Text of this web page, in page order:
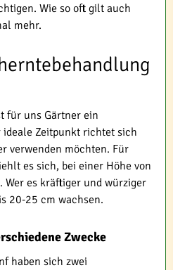
Wie so oft gilt auch
mehr.
für uns Gärtner ein
ideale Zeitpunkt richtet sich
verwenden möchten. Für
es sich, bei einer Höhe von
es kräftiger und würziger
20-25 cm wachsen.
Zwecke
haben sich zwei